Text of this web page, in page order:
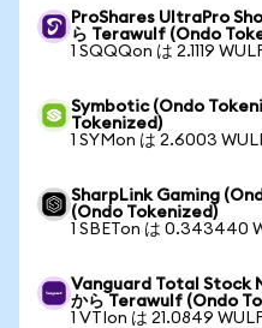
ProShares UltraPro
ら Terawulf (Ondo
1 SQQQon は 2.1119
Symbotic (Ondo
Tokenized)
1 SYMon は 2.6003
SharpLink Gaming
(Ondo Tokenized)
1 SBETon は 0.343440
Vanguard Total Stock
から Terawulf (Ondo
1 VTIon は 21.0849